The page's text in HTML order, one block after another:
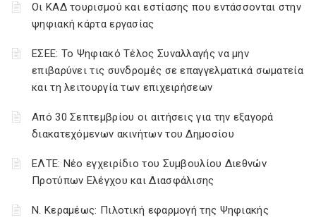
Οι ΚΑΔ τουρισμού και εστίασης που εντάσσονται στην
ψηφιακή κάρτα εργασίας
ΕΣΕΕ: Το Ψηφιακό Τέλος Συναλλαγής να μην
επιβαρύνει τις συνδρομές σε επαγγελματικά σωματεία
και τη λειτουργία των επιχειρήσεων
Από 30 Σεπτεμβρίου οι αιτήσεις για την εξαγορά
διακατεχόμενων ακινήτων του Δημοσίου
ΕΛΤΕ: Νέο εγχειρίδιο του Συμβουλίου Διεθνών
Προτύπων Ελέγχου και Διασφάλισης
Ν. Κεραμέως: Πιλοτική εφαρμογή της Ψηφιακής